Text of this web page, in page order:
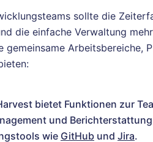
sollte die
die einfache Verwaltung
gemeinsame Arbeitsbereiche,
bietet Funktionen zur
und
wie GitHub und Jira.